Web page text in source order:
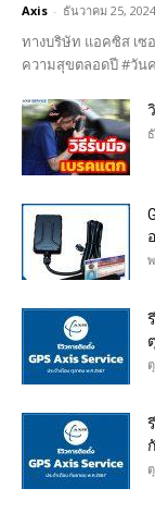
Axis - ธันวาคม 25, 2024
ทางบริษัท แอคซิส เซ
ความสุขตลอดปี #วัน